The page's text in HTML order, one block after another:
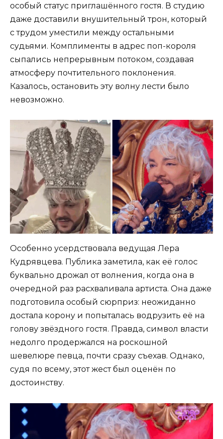
особый статус приглашённого гостя. В студию
даже доставили внушительный трон, который
с трудом уместили между остальными
судьями. Комплименты в адрес поп-короля
сыпались непрерывным потоком, создавая
атмосферу почтительного поклонения.
Казалось, остановить эту волну лести было
невозможно.
Особенно усердствовала ведущая Лера
Кудрявцева. Публика заметила, как её голос
буквально дрожал от волнения, когда она в
очередной раз расхваливала артиста. Она даже
подготовила особый сюрприз: неожиданно
достала корону и попыталась водрузить её на
голову звёздного гостя. Правда, символ власти
недолго продержался на роскошной
шевелюре певца, почти сразу съехав. Однако,
судя по всему, этот жест был оценён по
достоинству.